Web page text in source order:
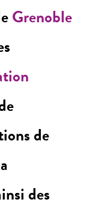
Grenoble
de
des